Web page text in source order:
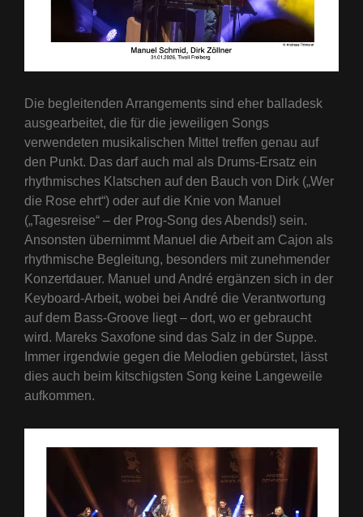
Die begleitenden Arrangements sind eher balladesk
ausgearbeitet, die für die jeweiligen Songs
verwendeten musikalischen Mittel treffen genau auf
den Punkt. Das darf auch mal als Drums-Ersatz ein
rhythmisches Klatschen auf den Bauch von Dirk („Wer
die Rose ehrt“) oder auf die Knie von Manuel
(„Tagesreise“ – der Prog-Song des Abends!) sein.
Ansonsten übernimmt Manuel die Arbeit am Cajon als
rhythmische Begleitung, besonders mit zunehmender
Konzertdauer. Manuel und André ergänzen sich in der
Keyboard-Arbeit, wobei bei André die Verantwortung
auf dem Bass-Groove liegt – dort, wo er gebraucht
wird. Mareks Saxofone sind das Salz in der Suppe.
Immer irgendwie gegen die Melodien gebürstet, lässt
dies auch beim kitschigsten Song keine Langeweile
aufkommen.